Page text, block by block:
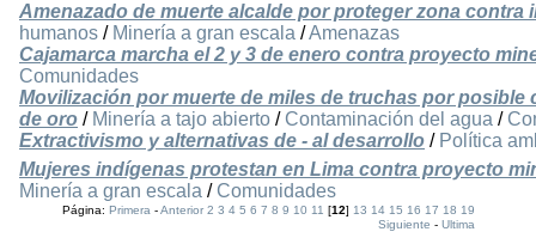
Amenazado de muerte alcalde por proteger zona contra
humanos / Minería a gran escala /Amenazas
Cajamarca marcha el 2 y 3 de enero contra proyecto
Comunidades
Movilización por muerte de miles de truchas por
de oro / Minería a tajo abierto / Contaminación del agua /
Extractivismo y alternativas de - al desarrollo / Política
Mujeres indígenas protestan en Lima contra proyecto
Minería a gran escala / Comunidades
Página:Primera -Anterior 2 3 4 5 6 7 8 9 10 11 [12]13 14 15 16 17 18 19
Siguiente -Ultima